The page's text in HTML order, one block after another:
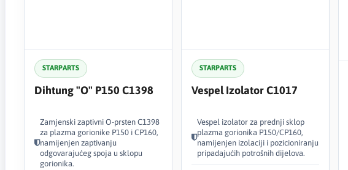
STARPARTS
Dihtung "O" P150 C1398
Zamjenski zaptivni O-prsten C1398
za plazma gorionike P150 i CP160,
namijenjen zaptivanju
odgovarajućeg spoja u sklopu
gorionika.
STARPARTS
Vespel Izolator C1017
Vespel izolator za prednji sklop
plazma gorionika P150/CP160,
namijenjen izolaciji i pozicioniranju
pripadajućih potrošnih dijelova.